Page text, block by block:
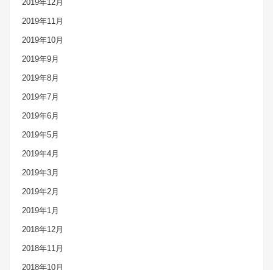
2019年12月
2019年11月
2019年10月
2019年9月
2019年8月
2019年7月
2019年6月
2019年5月
2019年4月
2019年3月
2019年2月
2019年1月
2018年12月
2018年11月
2018年10月